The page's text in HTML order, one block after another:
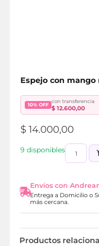
Espejo con
10% OFF
con transferencia
$ 12.600,00
$ 14.000,00
9 disponibles
Envíos con
Entrega a Domicilio o
más cercana.
Productos